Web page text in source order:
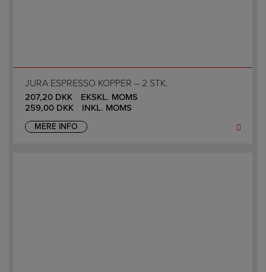
JURA ESPRESSO KOPPER – 2 STK.
207,20 DKK
EKSKL. MOMS
259,00 DKK INKL. MOMS
MERE INFO